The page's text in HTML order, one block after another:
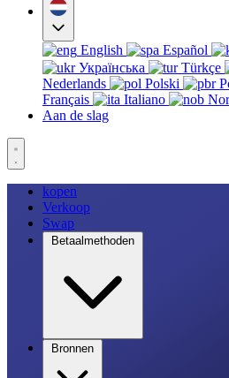
English Español
Українська
Türkçe
Nederlands
Polski
Français
Italiano
Aan de slag
kopen
Verkoop
Swap
Betaalmethoden
Bronnen